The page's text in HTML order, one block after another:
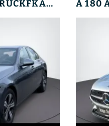
C 180 AVANTGARDE+RÜCKFKAM+LENKRHZ+AMBIENTE+LED